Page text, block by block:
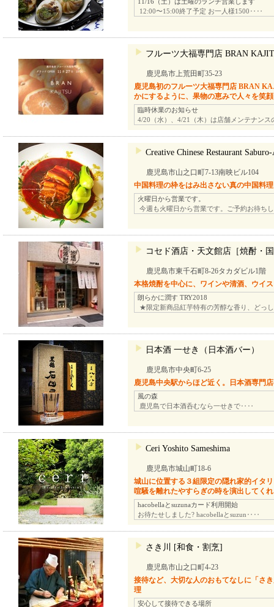
12:00〜15:00終了予定 お一人様1500‥‥
フルーツ大福専門店 BRAN
鹿児島市上荒田町35-23
鹿児島初のフルーツ大福専門店 BRAN
かにするように、果物の恵みで人々を笑
臨時休業のお知らせ
4/20（水）、4/21（木）は店舗メンテナン
Creative Chinese Restaurant
鹿児島市山之口町7-13南映ビル104
中国料理の枠をはみ出さない真の中国料理
火曜日から営業です。
今週も火曜日から営業です。ご予約お待ち
コセド酒店・天文館店［焼酎・
鹿児島市東千石町8-26タカダビル1階
本格焼酎を中心に、ワインや清酒、ウイ
朗らかに潤す TRY2018
★限定新商品紅芋特有の芳醇な香り、どっ
日本酒 一せき（日本酒バー）
鹿児島市中央町6-25
鹿児島中央駅からほど近く。日本酒専門
風の森
鹿児島で日本酒呑むなら一せきで‥‥
Ceri Yoshito Sameshima
鹿児島市城山町18-6
城山に位置する３組限定の隠れ家的イタ
喧騒を離れたやすらぎの時を演出してく
hacobellaとsuzunaカード利用開始
お待たせしました? hacobellaとsuzun‥‥
さき川 [和食・割烹]
鹿児島市山之口町4-23
接待など、大切な人のおもてなしに「さ
理
安心して接待できる場所